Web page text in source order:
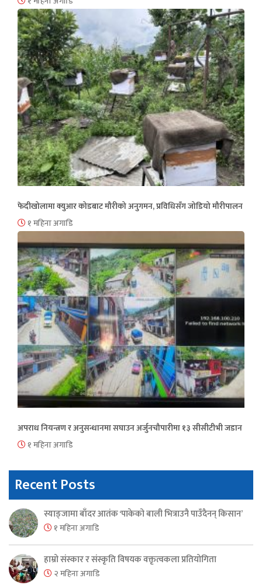
फेदीखोलामा क्युआर कोडबाट मौरीको अनुगमन, प्रविधिसँग जोडियो मौरीपालन
१ महिना अगाडि
अपराध नियन्त्रण र अनुसन्धानमा सघाउन अर्जुनचौपारीमा १३ सीसीटीभी जडान
१ महिना अगाडि
Recent Posts
स्याङ्जामा बाँदर आतंक ‘पाकेको बाली भित्राउनै पाउँदैनन् किसान’
१ महिना अगाडि
हाम्रो संस्कार र संस्कृति विषयक वक्तृत्वकला प्रतियोगिता
२ महिना अगाडि